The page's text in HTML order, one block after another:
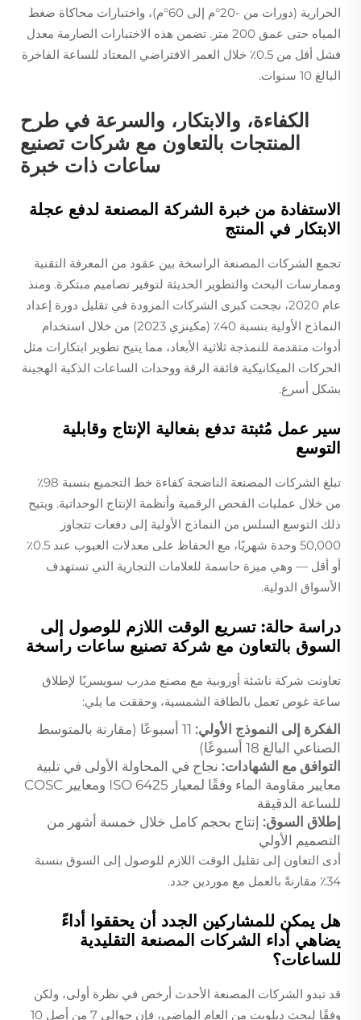
الحرارية (دورات من -20°م إلى 60°م)، واختبارات محاكاة ضغط
المياه حتى عمق 200 متر. تضمن هذه الاختبارات الصارمة معدل
فشل أقل من 0.5٪ خلال العمر الافتراضي المعتاد للساعة الفاخرة
البالغ 10 سنوات.
الكفاءة، والابتكار، والسرعة في طرح
المنتجات بالتعاون مع شركات تصنيع
ساعات ذات خبرة
الاستفادة من خبرة الشركة المصنعة لدفع عجلة
الابتكار في المنتج
تجمع الشركات المصنعة الراسخة بين عقود من المعرفة التقنية
وممارسات البحث والتطوير الحديثة لتوفير تصاميم مبتكرة. ومنذ
عام 2020، نجحت كبرى الشركات المزودة في تقليل دورة إعداد
النماذج الأولية بنسبة 40٪ (مكينزي 2023) من خلال استخدام
أدوات متقدمة للنمذجة ثلاثية الأبعاد، مما يتيح تطوير ابتكارات مثل
الحركات الميكانيكية فائقة الرقة ووحدات الساعات الذكية الهجينة
بشكل أسرع.
سير عمل مُثبتة تدفع بفعالية الإنتاج وقابلية
التوسع
تبلغ الشركات المصنعة الناضجة كفاءة خط التجميع بنسبة 98٪
من خلال عمليات الفحص الرقمية وأنظمة الإنتاج الوحداتية. ويتيح
ذلك التوسع السلس من النماذج الأولية إلى دفعات تتجاوز
50,000 وحدة شهريًا، مع الحفاظ على معدلات العيوب عند 0.5٪
أو أقل — وهي ميزة حاسمة للعلامات التجارية التي تستهدف
الأسواق الدولية.
دراسة حالة: تسريع الوقت اللازم للوصول إلى
السوق بالتعاون مع شركة تصنيع ساعات راسخة
تعاونت شركة ناشئة أوروبية مع مصنع مدرب سويسريًا لإطلاق
ساعة غوص تعمل بالطاقة الشمسية، وحققت ما يلي:
الفكرة إلى النموذج الأولي:
11 أسبوعًا (مقارنة بالمتوسط
الصناعي البالغ 18 أسبوعًا)
التوافق مع الشهادات: نجاح في المحاولة الأولى في تلبية
معايير مقاومة الماء وفقًا لمعيار ISO 6425 ومعايير COSC
للساعة الدقيقة
إطلاق السوق: إنتاج بحجم كامل خلال خمسة أشهر من
التصميم الأولي
أدى التعاون إلى تقليل الوقت اللازم للوصول إلى السوق بنسبة
34٪ مقارنةً بالعمل مع موردين جدد.
هل يمكن للمشاركين الجدد أن يحققوا أداءً
يضاهي أداء الشركات المصنعة التقليدية
للساعات؟
قد تبدو الشركات المصنعة الأحدث أرخص في نظرة أولى، ولكن
وفقًا لبحث ديلويت من العام الماضي، فإن حوالي 7 من أصل 10